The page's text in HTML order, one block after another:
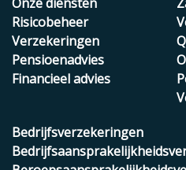
Risicobeheer
Verzekeringen
Pensioenadvies
Financieel advies
Bedrijfsverzekeringen